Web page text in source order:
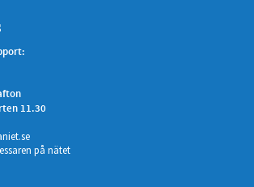
11.30
på nätet